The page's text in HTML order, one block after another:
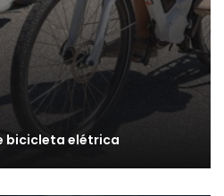
bicicleta elétrica